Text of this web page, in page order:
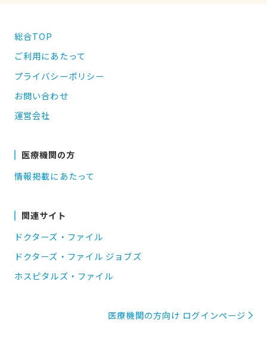
総合TOP
ご利用にあたって
プライバシーポリシー
お問い合わせ
運営会社
医療機関の方
情報掲載にあたって
関連サイト
ドクターズ・ファイル
ドクターズ・ファイル ジョブズ
ホスピタルズ・ファイル
医療機関の方向け ログインページ